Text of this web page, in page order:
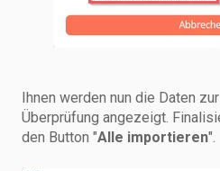
Ihnen werden nun die Daten
Überprüfung angezeigt.
den Button "Alle importieren".